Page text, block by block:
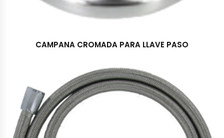
CAMPANA CROMADA PARA LLAVE PASO